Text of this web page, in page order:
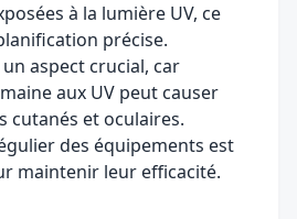
à la lumière UV, ce
précise.
aspect crucial, car
aux UV peut causer
cutanés et oculaires.
des équipements est
maintenir leur efficacité.